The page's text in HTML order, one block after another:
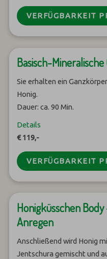
VERFÜGBARKEIT
Basisch-
Sie erhalten ein
Honig.
Dauer: ca. 90 Min.
Details
€ 119,-
VERFÜGBARKEIT
Honigküsschen
Anregen
Anschließend wird Honig
Jentschura gemischt und